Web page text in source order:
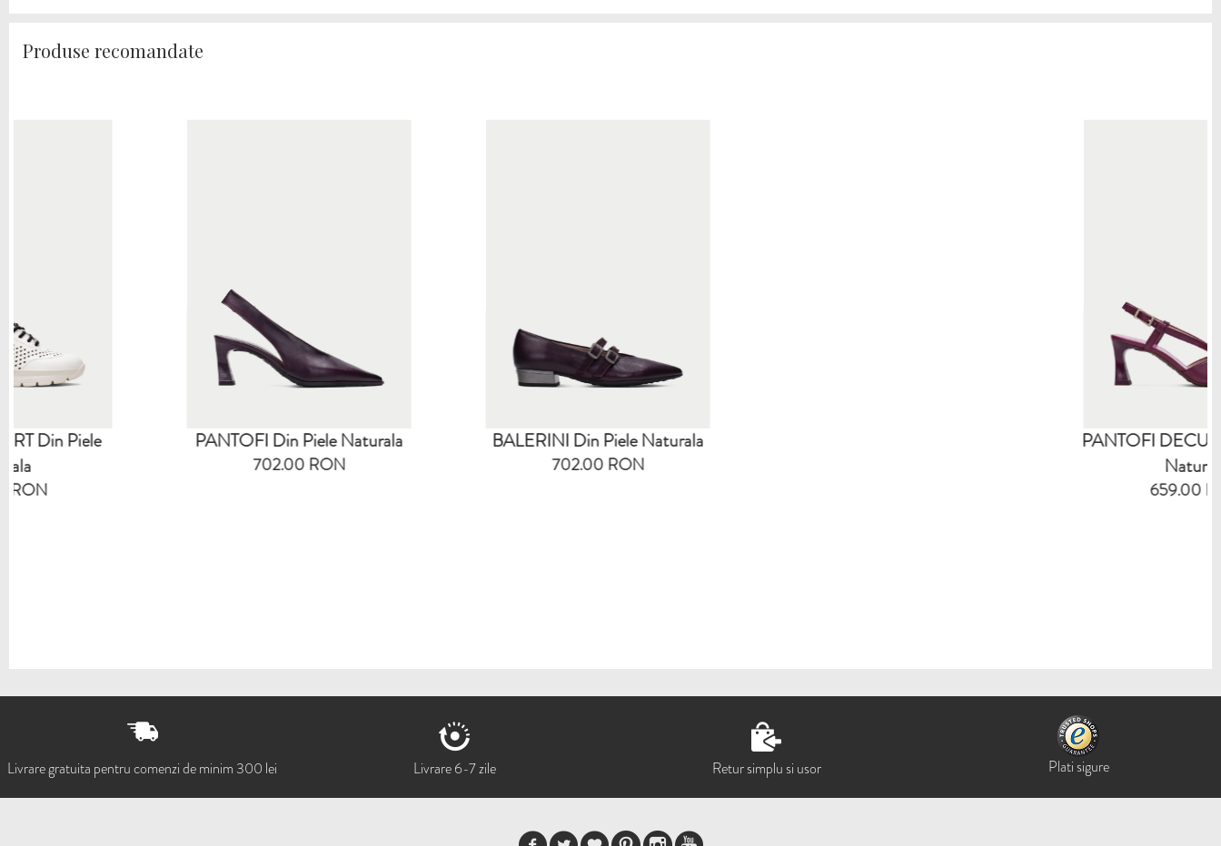
Produse recomandate
PANTOFI Din Piele Naturala BALERINI Din Piele Naturala
PANTOFI DECUPATI Din Piele
Livrare gratuita pentru comenzi de minim 300 lei Livrare 6-7 zile Retur simplu si usor Plati sigure